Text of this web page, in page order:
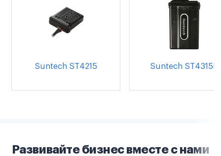
Suntech ST4215 Suntech ST4315B
Развивайте бизнес вместе с нами